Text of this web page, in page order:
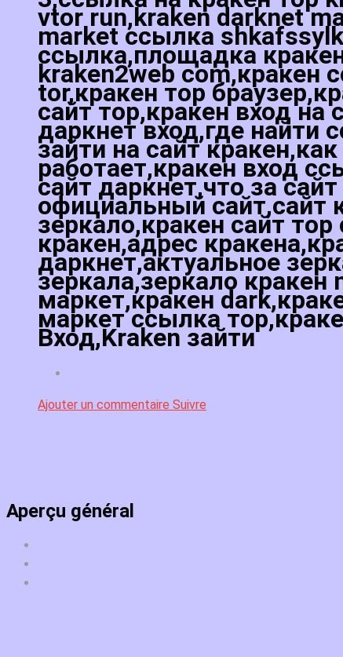
vtor run,kraken darknet
market ссылка
ссылка,площадка
kraken2web com,кракен
tor,кракен тор
сайт тор,кракен вход на
даркнет вход,где найти
зайти на сайт
работает,кракен вход
сайт даркнет,что за
официальный сайт,сайт
зеркало,кракен сайт
кракен,адрес
даркнет,актуальное
зеркала,зеркало
маркет,кракен
маркет ссылка
Вход,Kraken зайти
Ajouter un commentaire Suivre
Aperçu général